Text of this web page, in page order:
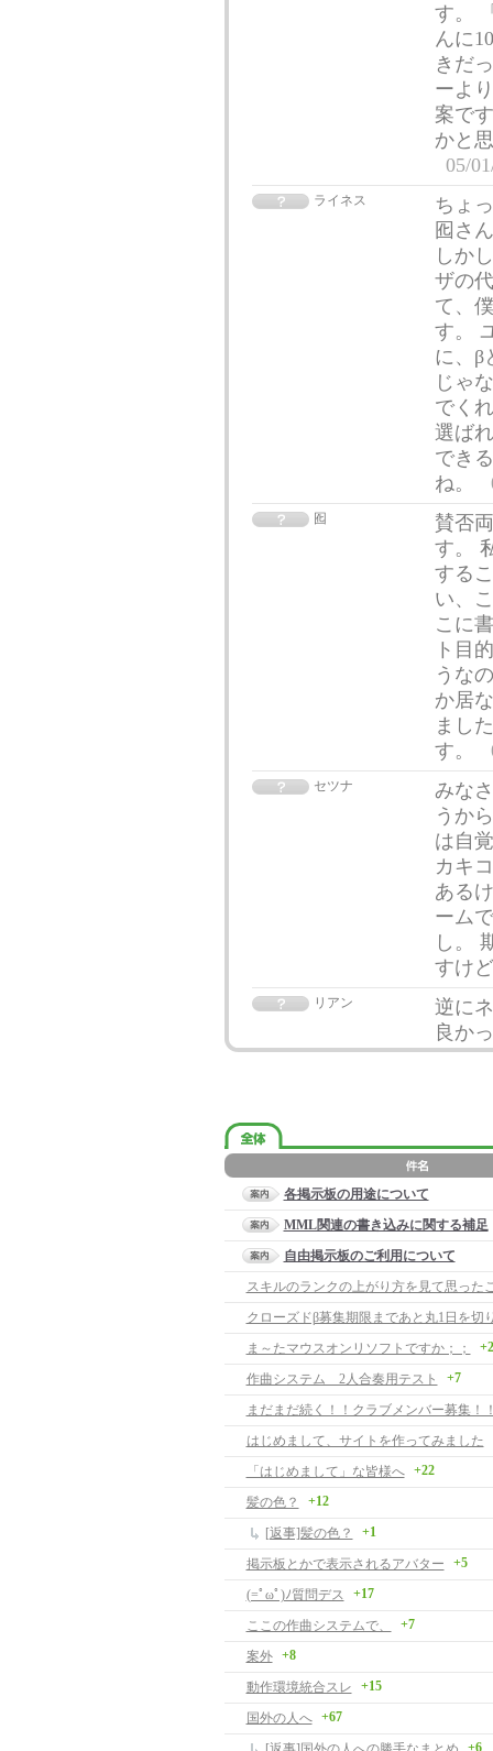
す。
んに
きだ
ーよ
案で
かと
05/
ライネス
ちょ
囮さ
しか
ザの
て、
す。
に、β
じゃ
でく
選ば
でき
ね。
囮
賛否
す。
する
い、
こに
ト目
うな
か居
まし
す。
セツナ
みな
うか
は自
カキ
ある
ーム
し。
すけ
リアン
逆に
良か
各掲示板の用途について
MML関連の書き込みに関する補足
自由掲示板のご利用について
クローズドβ募集期限まであと丸1日を切
ま～たマウスオンリソフトですか；；
作曲システム 2人合奏用テスト +7
まだまだ続く！！クラブメンバー募集！
はじめまして、サイトを作ってみました
「はじめまして」な皆様へ +22
髪の色？ +12
[返事]髪の色？ +1
掲示板とかで表示されるアバター +5
(=ﾟωﾟ)ﾉ質問デス +17
ここの作曲システムで、 +7
案外 +8
動作環境統合スレ +15
国外の人へ +67
+6